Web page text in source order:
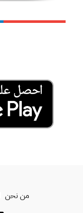
من نحن